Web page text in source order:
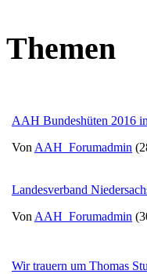
Themen
AAH Bundeshüten 2016
Von AAH_Forumadmin
Landesverband
Von AAH_Forumadmin
Wir trauern um Thomas